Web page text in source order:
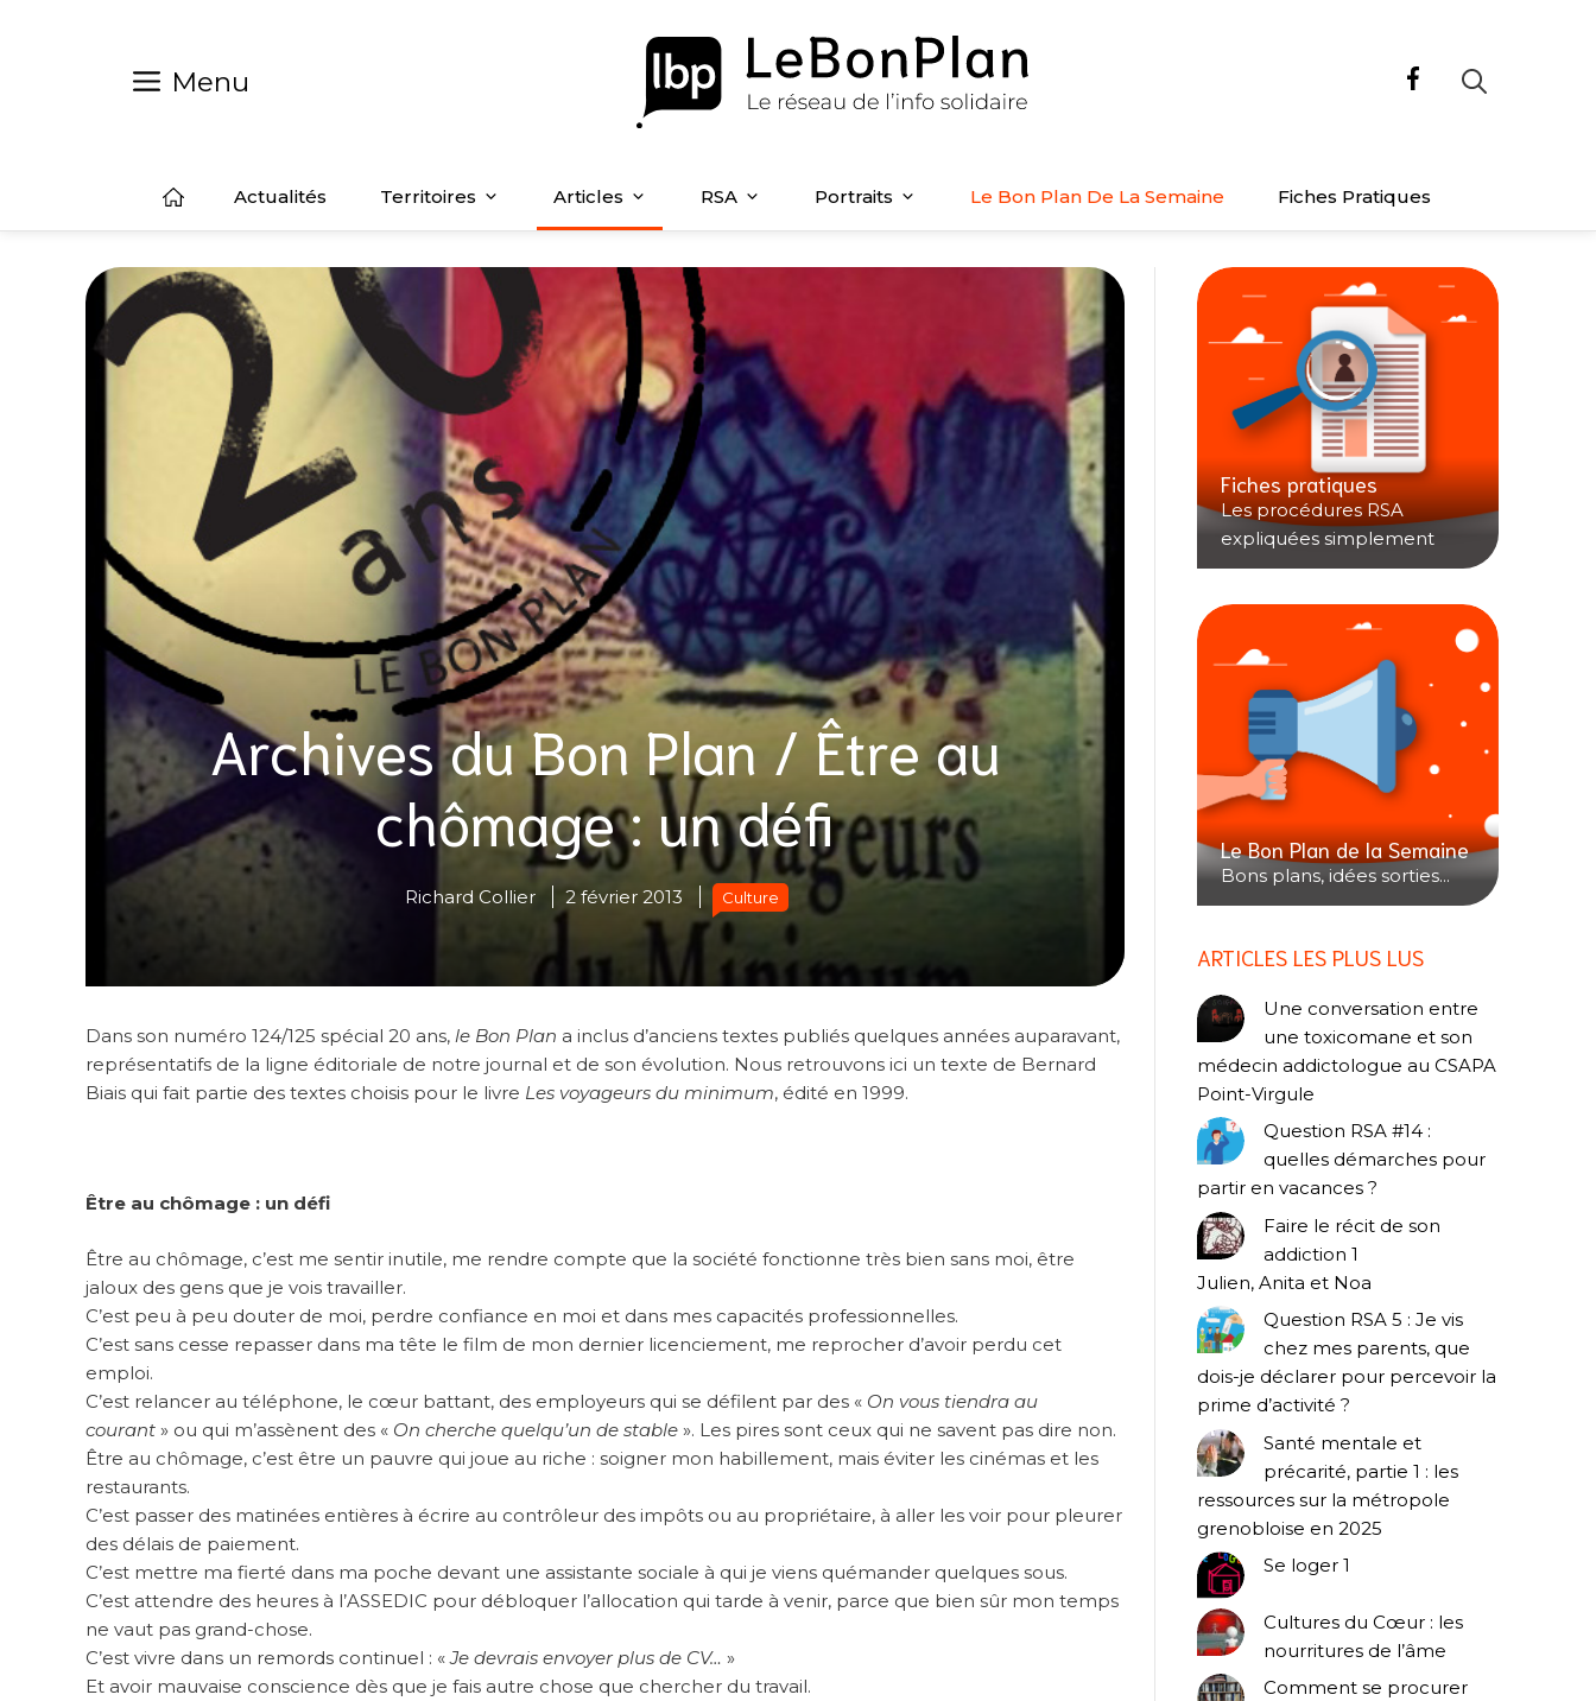
Menu
Actualités Territoires Articles RSA Portraits Le Bon Plan De La Semaine Fiches Pratiques
Archives du Bon Plan / Être au
chômage : un défi
Richard Collier 2 février 2013 Culture
Dans son numéro 124/125 spécial 20 ans, le Bon Plan a inclus d’anciens textes publiés quelques années auparavant,
représentatifs de la ligne éditoriale de notre journal et de son évolution. Nous retrouvons ici un texte de Bernard
Biais qui fait partie des textes choisis pour le livre Les voyageurs du minimum, édité en 1999.
Être au chômage : un défi
Être au chômage, c’est me sentir inutile, me rendre compte que la société fonctionne très bien sans moi, être
jaloux des gens que je vois travailler.
C’est peu à peu douter de moi, perdre confiance en moi et dans mes capacités professionnelles.
C’est sans cesse repasser dans ma tête le film de mon dernier licenciement, me reprocher d’avoir perdu cet
emploi.
C’est relancer au téléphone, le cœur battant, des employeurs qui se défilent par des « On vous tiendra au
courant » ou qui m’assènent des « On cherche quelqu’un de stable ». Les pires sont ceux qui ne savent pas dire non.
Être au chômage, c’est être un pauvre qui joue au riche : soigner mon habillement, mais éviter les cinémas et les
restaurants.
C’est passer des matinées entières à écrire au contrôleur des impôts ou au propriétaire, à aller les voir pour pleurer
des délais de paiement.
C’est mettre ma fierté dans ma poche devant une assistante sociale à qui je viens quémander quelques sous.
C’est attendre des heures à l’ASSEDIC pour débloquer l’allocation qui tarde à venir, parce que bien sûr mon temps
ne vaut pas grand-chose.
C’est vivre dans un remords continuel : «Je devrais envoyer plus de CV… »
Et avoir mauvaise conscience dès que je fais autre chose que chercher du travail.
Fiches pratiques
Les procédures RSA
expliquées simplement
Le Bon Plan de la Semaine
Bons plans, idées sorties...
ARTICLES LES PLUS LUS
Une conversation entre
une toxicomane et son
médecin addictologue au CSAPA
Point-Virgule
Question RSA #14 :
quelles démarches pour
partir en vacances ?
Faire le récit de son
addiction 1
Julien, Anita et Noa
Question RSA 5 : Je vis
chez mes parents, que
dois-je déclarer pour percevoir la
prime d’activité ?
Santé mentale et
précarité, partie 1 : les
ressources sur la métropole
grenobloise en 2025
Se loger 1
Cultures du Cœur : les
nourritures de l’âme
Comment se procurer